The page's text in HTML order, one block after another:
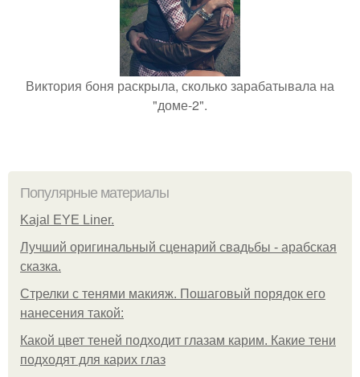
Виктория боня раскрыла, сколько зарабатывала на
"доме-2".
Популярные материалы
Kajal EYE Liner.
Лучший оригинальный сценарий свадьбы - арабская
сказка.
Стрелки с тенями макияж. Пошаговый порядок его
нанесения такой:
Какой цвет теней подходит глазам карим. Какие тени
подходят для карих глаз